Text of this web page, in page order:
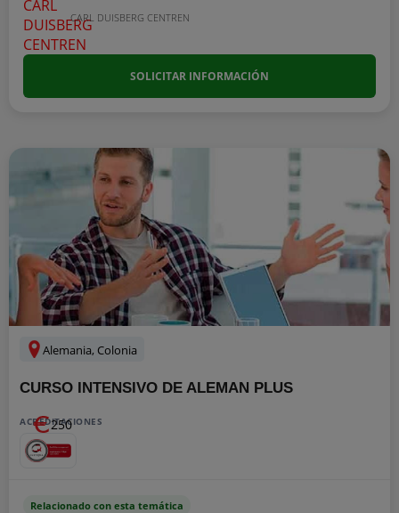
CARL DUISBERG CENTREN
SOLICITAR INFORMACIÓN
Alemania, Colonia
CURSO INTENSIVO DE ALEMAN PLUS
250
ACREDITACIONES
Relacionado con esta temática